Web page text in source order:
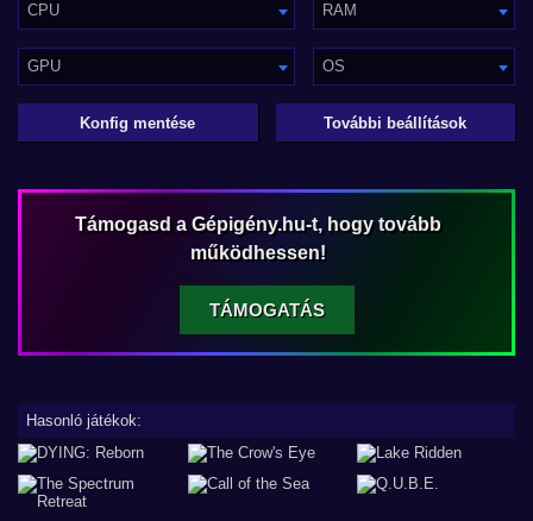
CPU RAM
GPU OS
Konfig mentése További beállítások
Támogasd a Gépigény.hu-t, hogy tovább
működhessen!
TÁMOGATÁS
Hasonló játékok: